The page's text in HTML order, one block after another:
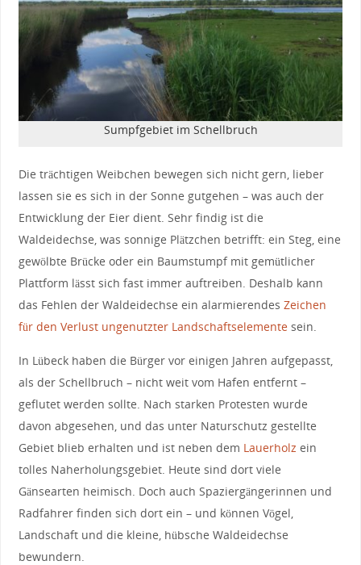
Sumpfgebiet im Schellbruch
Die trächtigen Weibchen bewegen sich nicht gern, lieber
lassen sie es sich in der Sonne gutgehen – was auch der
Entwicklung der Eier dient. Sehr findig ist die
Waldeidechse, was sonnige Plätzchen betrifft: ein Steg, eine
gewölbte Brücke oder ein Baumstumpf mit gemütlicher
Plattform lässt sich fast immer auftreiben. Deshalb kann
das Fehlen der Waldeidechse ein alarmierendes Zeichen
für den Verlust ungenutzter Landschaftselementesein.
In Lübeck haben die Bürger vor einigen Jahren aufgepasst,
als der Schellbruch – nicht weit vom Hafen entfernt –
geflutet werden sollte. Nach starken Protesten wurde
davon abgesehen, und das unter Naturschutz gestellte
Gebiet blieb erhalten und ist neben dem Lauerholz ein
tolles Naherholungsgebiet. Heute sind dort viele
Gänsearten heimisch. Doch auch Spaziergängerinnen und
Radfahrer finden sich dort ein – und können Vögel,
Landschaft und die kleine, hübsche Waldeidechse
bewundern.